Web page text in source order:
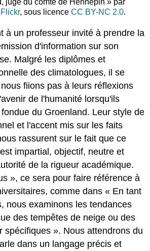
juge du comté de Hennepin » par
Flickr, sous licence CC BY-NC 2.0.
à un professeur invité à prendre la
d'information sur son
Malgré les diplômes et
des climatologues, il se
fiions pas à leurs réflexions
de l'humanité lorsqu'ils
du Groenland. Leur style de
et l'accent mis sur les faits
rassurent sur le fait que ce
impartial, objectif, neutre et
de la rigueur académique.
», ce sera pour faire référence à
comme dans « En tant
nous examinons les tendances
des tempêtes de neige ou des
spécifiques ». Nous attendrons du
dans un langage précis et